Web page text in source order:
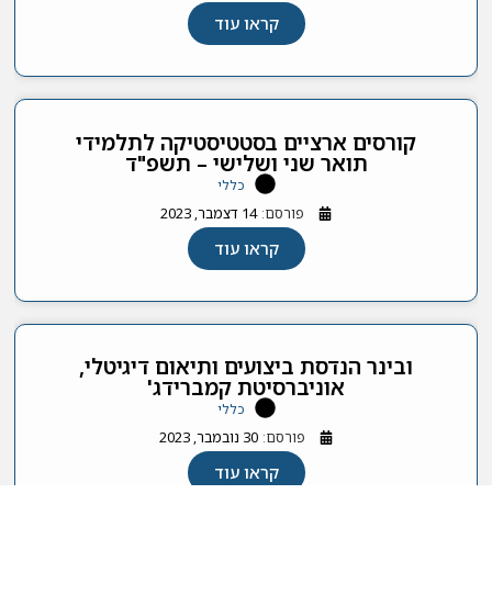
קראו עוד
קורסים ארציים בסטטיסטיקה לתלמידי
תואר שני ושלישי – תשפ"ד
כללי
פורסם: 14 דצמבר, 2023
קראו עוד
ובינר הנדסת ביצועים ותיאום דיגיטלי,
אוניברסיטת קמברידג'
כללי
פורסם: 30 נובמבר, 2023
קראו עוד